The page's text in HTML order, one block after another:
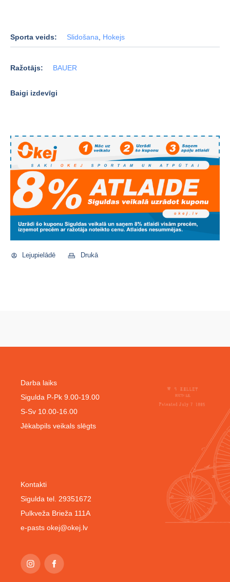
Sporta veids: Slidošana Hokejs
Ražotājs: BAUER
Baigi izdevīgi
Lejupielādē Drukā
Kontakti
Sigulda tel. 29351672
Pulkveža Brieža 111A
e-pasts okej@okej.lv
Darba laiks
Sigulda P-Pk 9.00-19.00
S-Sv 10.00-16.00
Jēkabpils veikals slēgts